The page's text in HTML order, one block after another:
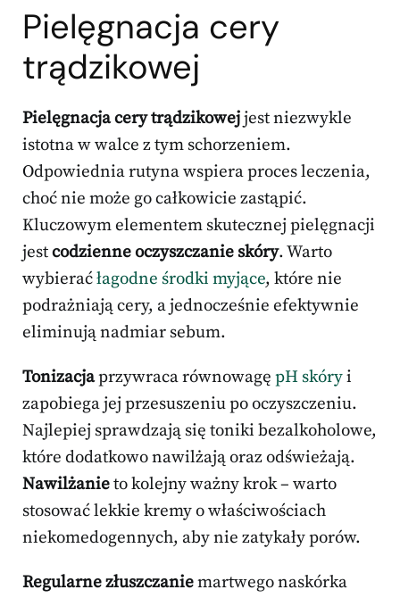
Pielęgnacja cery
trądzikowej
Pielęgnacja cery trądzikowejjest niezwykle
istotna w walce z tym schorzeniem.
Odpowiednia rutyna wspiera proces leczenia,
choć nie może go całkowicie zastąpić.
Kluczowym elementem skutecznej pielęgnacji
jestcodzienne oczyszczanie skóry. Warto
wybieraćłagodne środki myjące, które nie
podrażniają cery, a jednocześnie efektywnie
eliminują nadmiar sebum.
Tonizacjaprzywraca równowagę pH skóryi
zapobiega jej przesuszeniu po oczyszczeniu.
Najlepiej sprawdzają się toniki bezalkoholowe,
które dodatkowo nawilżają oraz odświeżają.
Nawilżanieto kolejny ważny krok – warto
stosować lekkie kremy o właściwościach
niekomedogennych, aby nie zatykały porów.
Regularne złuszczaniemartwego naskórka